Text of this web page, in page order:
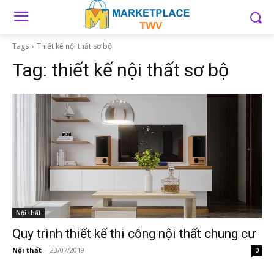
Tags Thiết kế nội thất sơ bộ
Tag: thiết kế nội thất sơ bộ
Nội thất
Quy trình thiết kế thi công nội thất chung cư
Nội thất - 23/07/2019 0